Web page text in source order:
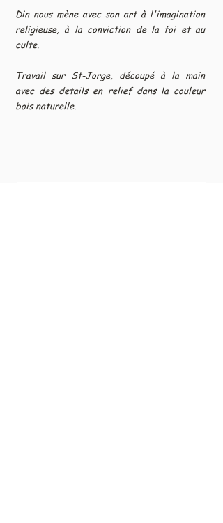
Din nous mène avec son art à l'imagination
religieuse, à la conviction de la foi et au
culte.
Travail sur St-Jorge, découpé à la main
avec des details en relief dans la couleur
bois naturelle.